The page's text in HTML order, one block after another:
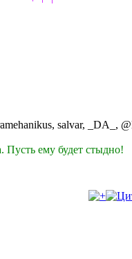
salvar, _DA_,
ему будет стыдно!